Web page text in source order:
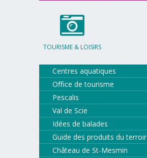
TOURISME & LOISIRS
Centres aquatiques
Office de tourisme
Pescalis
Val de Scie
Idées de balades
Guide des produits du terroir
Château de St-Mesmin